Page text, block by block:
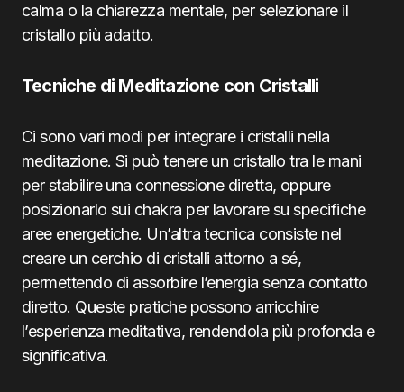
calma o la chiarezza mentale, per selezionare il
cristallo più adatto.
Tecniche di Meditazione con Cristalli
Ci sono vari modi per integrare i cristalli nella
meditazione. Si può tenere un cristallo tra le mani
per stabilire una connessione diretta, oppure
posizionarlo sui chakra per lavorare su specifiche
aree energetiche. Un’altra tecnica consiste nel
creare un cerchio di cristalli attorno a sé,
permettendo di assorbire l’energia senza contatto
diretto. Queste pratiche possono arricchire
l’esperienza meditativa, rendendola più profonda e
significativa.